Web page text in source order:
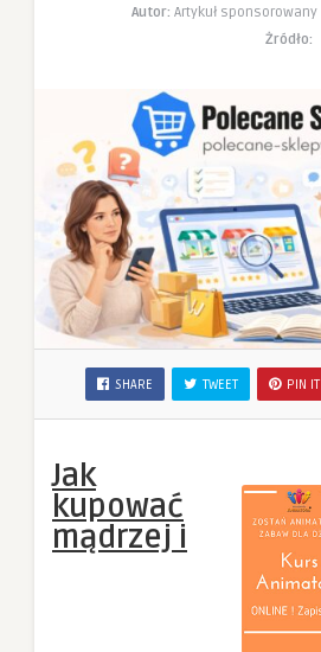
Autor: Artykuł sponsorowany
Żródło:
SHARE TWEET PIN IT
Jak
kupować
mądrzej i